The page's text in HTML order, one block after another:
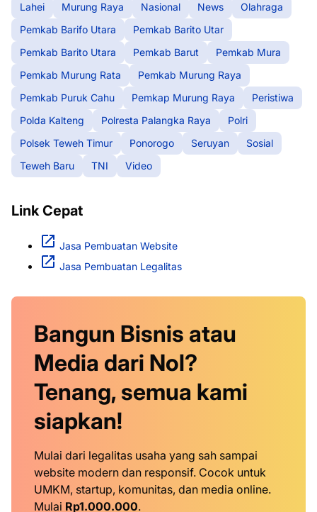
Lahei
Murung Raya Nasional News
Olahraga
Pemkab Barifo Utara
Pemkab Barito Utar
Pemkab Barito Utara
Pemkab Barut
Pemkab Mura
Pemkab Murung Rata
Pemkab Murung Raya
Pemkab Puruk Cahu
Pemkap Murung Raya
Peristiwa
Polda Kalteng
Polresta Palangka Raya
Polri
Polsek Teweh Timur
Ponorogo Seruyan
Sosial
Teweh Baru
TNI Video
Link Cepat
Jasa Pembuatan Website
Jasa Pembuatan Legalitas
Bangun Bisnis atau
Media dari Nol?
Tenang, semua kami
siapkan!
Mulai dari legalitas usaha yang sah sampai
website modern dan responsif. Cocok untuk
UMKM, startup, komunitas, dan media online.
Mulai Rp1.000.000.